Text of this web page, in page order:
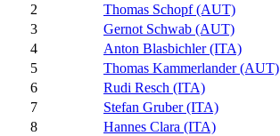
2
Thomas Schopf (AUT)
3
Gernot Schwab (AUT)
4
Anton Blasbichler (ITA)
5
Thomas Kammerlander (AUT)
6
Rudi Resch (ITA)
7
Stefan Gruber (ITA)
8
Hannes Clara (ITA)